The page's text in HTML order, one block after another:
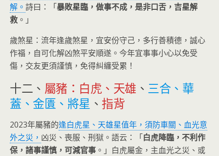
解。 詩曰：「暴敗星臨，做事不成，是非口舌，吉星解
救 。」
歲煞星：流年逢歲煞星，宜安份守己，多行善積德，誠心
作福，自可化解凶煞平安順遂。今年宜事事小心以免受
傷，交友更須謹慎，免得糾纏受累！
十二、 屬豬：白虎、天雄 、 三合、華
蓋、金匱、將星 、 指背
2023年屬豬的逢白虎星、天雄星值年，須防車關、血光意
外之災， 凶災、喪服、刑獄。語云：「白虎降臨，不利作
保，諸事謹慎，可減官事 。」白虎屬金，主血光之災、或